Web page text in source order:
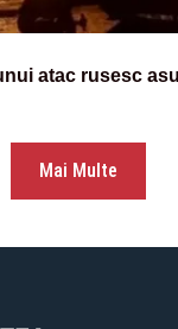
atac rusesc
Mai Multe